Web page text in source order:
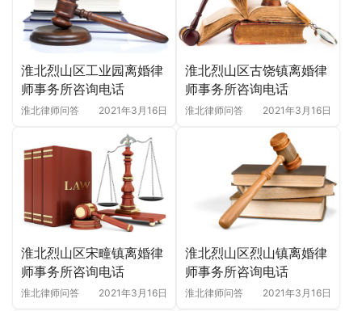
淮北烈山区工业园离婚律
师事务所咨询电话
淮北律师问答 2021年3月16日
淮北烈山区古饶镇离婚律
师事务所咨询电话
淮北律师问答 2021年3月16日
淮北烈山区宋疃镇离婚律
师事务所咨询电话
淮北律师问答 2021年3月16日
淮北烈山区烈山镇离婚律
师事务所咨询电话
淮北律师问答 2021年3月16日